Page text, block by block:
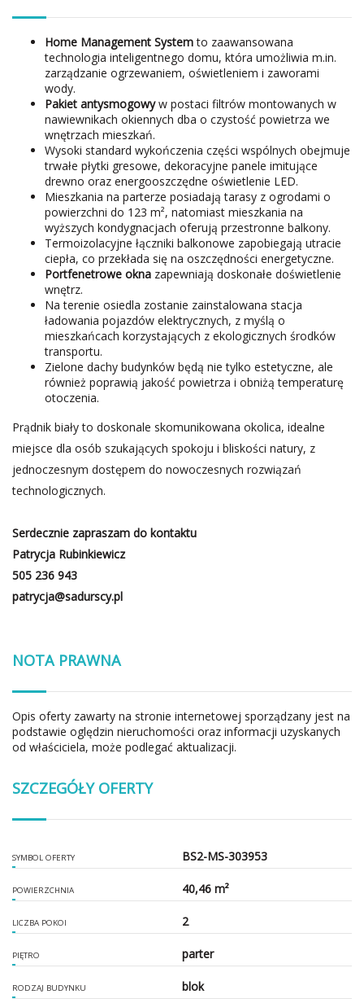
Home Management Systemto zaawansowana
technologia inteligentnego domu, która umożliwia m.in.
zarządzanie ogrzewaniem, oświetleniem i zaworami
wody.
Pakiet antysmogowyw postaci filtrów montowanych w
nawiewnikach okiennych dba o czystość powietrza we
wnętrzach mieszkań.
Wysoki standard wykończenia części wspólnych obejmuje
trwałe płytki gresowe, dekoracyjne panele imitujące
drewno oraz energooszczędne oświetlenie LED.
Mieszkania na parterze posiadają tarasy z ogrodami o
powierzchni do 123 m², natomiast mieszkania na
wyższych kondygnacjach oferują przestronne balkony.
Termoizolacyjne łączniki balkonowe zapobiegają utracie
ciepła, co przekłada się na oszczędności energetyczne.
Portfenetrowe okna zapewniają doskonałe doświetlenie
wnętrz.
Na terenie osiedla zostanie zainstalowana stacja
ładowania pojazdów elektrycznych, z myślą o
mieszkańcach korzystających z ekologicznych środków
transportu.
Zielone dachy budynków będą nie tylko estetyczne, ale
również poprawią jakość powietrza i obniżą temperaturę
otoczenia.
Prądnik biały to doskonale skomunikowana okolica, idealne
miejsce dla osób szukających spokoju i bliskości natury, z
jednoczesnym dostępem do nowoczesnych rozwiązań
technologicznych.
Serdecznie zapraszam do kontaktu
Patrycja Rubinkiewicz
505 236 943
patrycja@sadurscy.pl
NOTA PRAWNA
Opis oferty zawarty na stronie internetowej sporządzany jest na
podstawie oględzin nieruchomości oraz informacji uzyskanych
od właściciela, może podlegać aktualizacji.
SZCZEGÓŁY OFERTY
SYMBOL OFERTY BS2-MS-303953
POWIERZCHNIA 40,46 m²
LICZBA POKOI 2
PIĘTRO parter
RODZAJ BUDYNKU blok